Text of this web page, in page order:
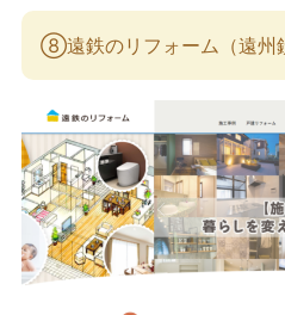
⑧遠鉄のリフォーム（遠州